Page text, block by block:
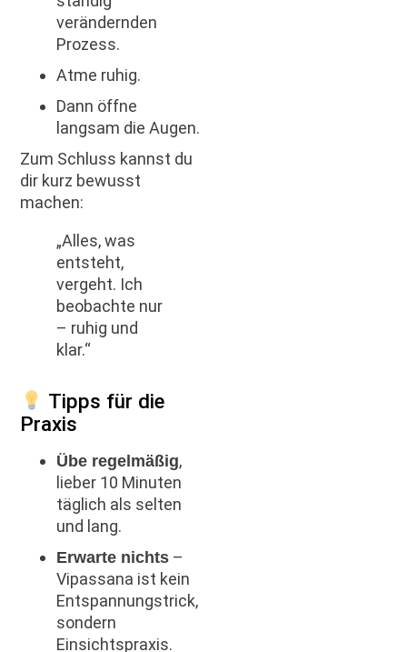
verändernden
Prozess.
Atme ruhig.
Dann öffne
langsam die Augen.
Zum Schluss kannst du
dir kurz bewusst
machen:
„Alles, was
entsteht,
vergeht. Ich
beobachte nur
– ruhig und
klar.“
Tipps für die
Praxis
Übe regelmäßig,
lieber 10 Minuten
täglich als selten
und lang.
Erwarte nichts –
Vipassana ist kein
Entspannungstrick,
sondern
Einsichtspraxis.